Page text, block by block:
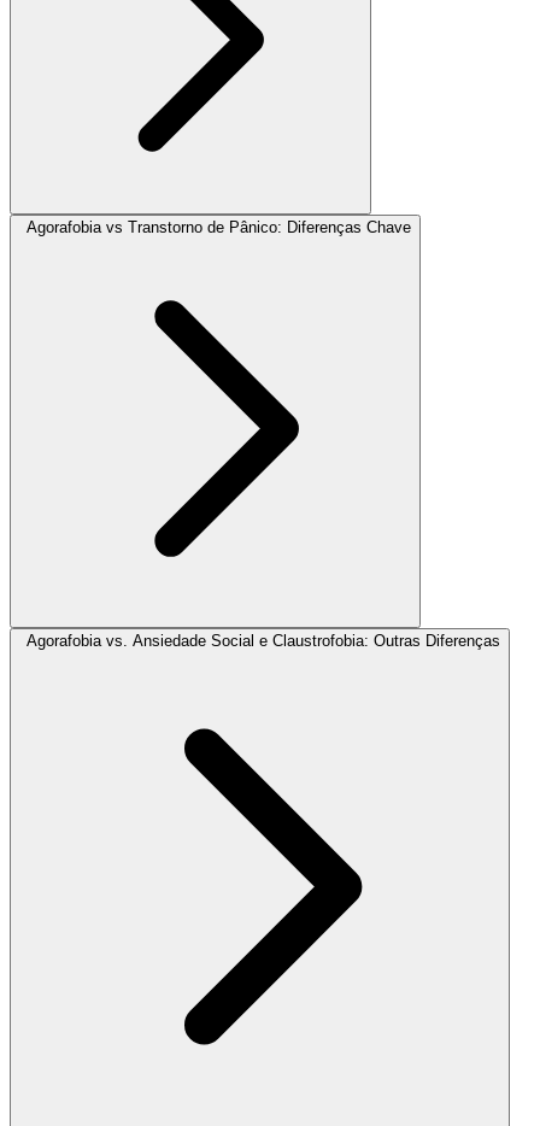
Agorafobia vs Transtorno de Pânico: Diferenças Chave
Agorafobia vs. Ansiedade Social e Claustrofobia: Outras Diferenças